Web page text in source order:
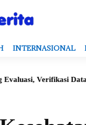
INTERNASIONAL
Verifikasi Data